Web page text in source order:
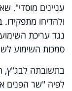
עניינים מוסדי",
ולהדיחו
נגד עריכת
סמכות השימוע
בתשובתה לבג"ץ,
לפיה "שר הפנים